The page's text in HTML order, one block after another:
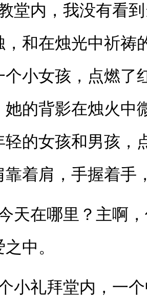
堂内，我没有看
，和在烛光中祈祷
个小女孩，点燃了
她的背影在烛火中
轻的女孩和男孩，
靠着肩，手握着手
天在哪里？主啊
中。
小礼拜堂内，一